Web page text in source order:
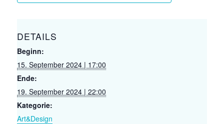
DETAILS
Beginn:
15. September 2024 | 17:00
Ende:
19. September 2024 | 22:00
Kategorie:
Art&Design